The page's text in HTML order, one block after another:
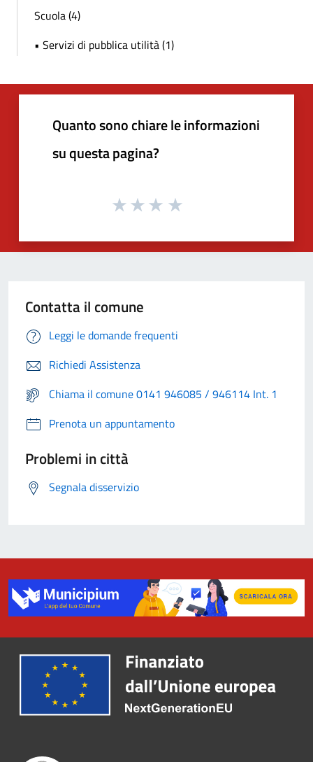
Scuola (4)
• Servizi di pubblica utilità (1)
Quanto sono chiare le informazioni
su questa pagina?
Contatta il comune
Leggi le domande frequenti
Richiedi Assistenza
Chiama il comune 0141 946085 / 946114 Int. 1
Prenota un appuntamento
Problemi in città
Segnala disservizio